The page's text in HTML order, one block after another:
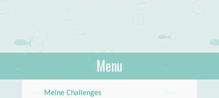
About Books
lilstar.de
Menu
Meine Challenges